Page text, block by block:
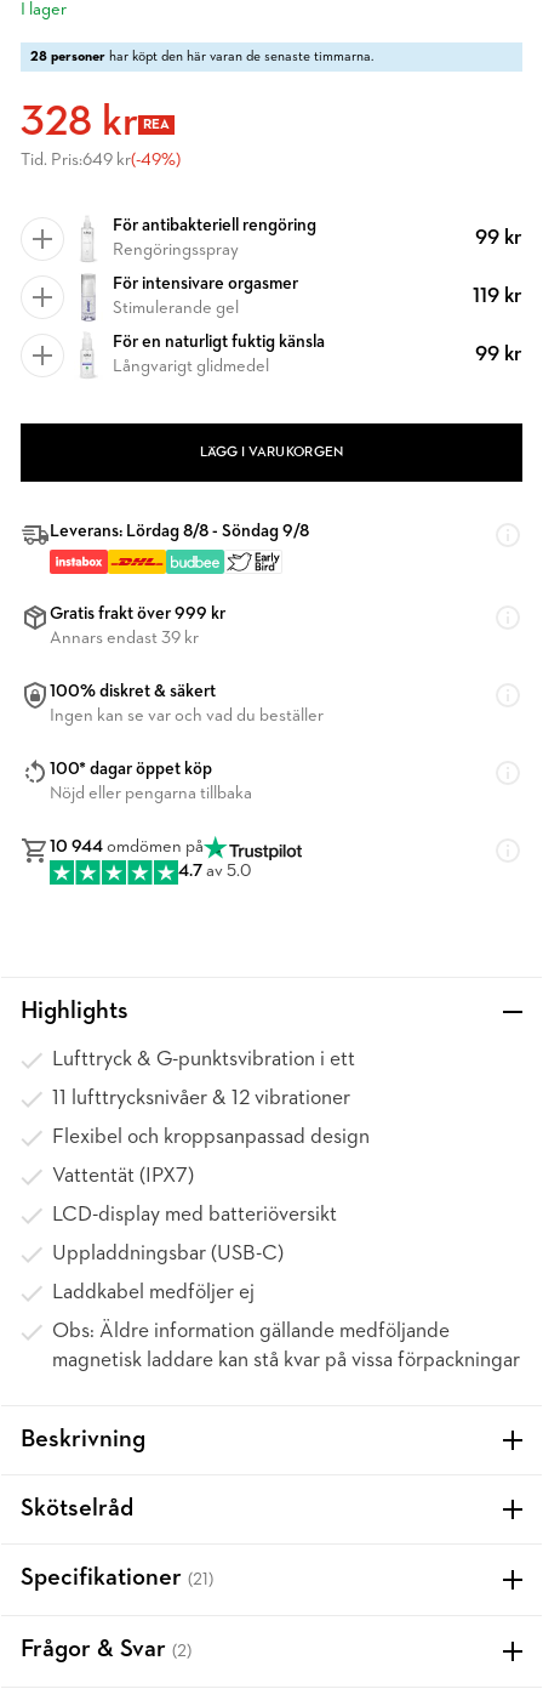
I lager
28 personer har köpt den här varan de senaste timmarna.
328 kr REA
Tid. Pris:649 kr(-49%)
För antibakteriell rengöring
Rengöringsspray
99 kr
För intensivare orgasmer
Stimulerande gel
119 kr
För en naturligt fuktig känsla
Långvarigt glidmedel
99 kr
LÄGG I VARUKORGEN
Leverans: Lördag 8/8 - Söndag 9/8
Gratis frakt över 999 kr
Annars endast 39 kr
100% diskret & säkert
Ingen kan se var och vad du beställer
100* dagar öppet köp
Nöjd eller pengarna tillbaka
10 944 omdömen på
4.7 av 5.0
Highlights
Lufttryck & G-punktsvibration i ett
11 lufttrycksnivåer & 12 vibrationer
Flexibel och kroppsanpassad design
Vattentät (IPX7)
LCD-display med batteriöversikt
Uppladdningsbar (USB-C)
Laddkabel medföljer ej
Obs: Äldre information gällande medföljande
magnetisk laddare kan stå kvar på vissa förpackningar
Beskrivning
Skötselråd
Specifikationer (21)
Frågor & Svar (2)